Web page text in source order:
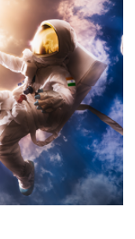
EMAIL